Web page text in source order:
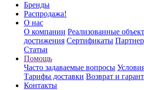
Бренды
Распродажа!
О нас
О компании Реализованные
достижения Сертификаты
Статьи
Помощь
Часто задаваемые вопросы
Тарифы доставки Возврат и
Контакты